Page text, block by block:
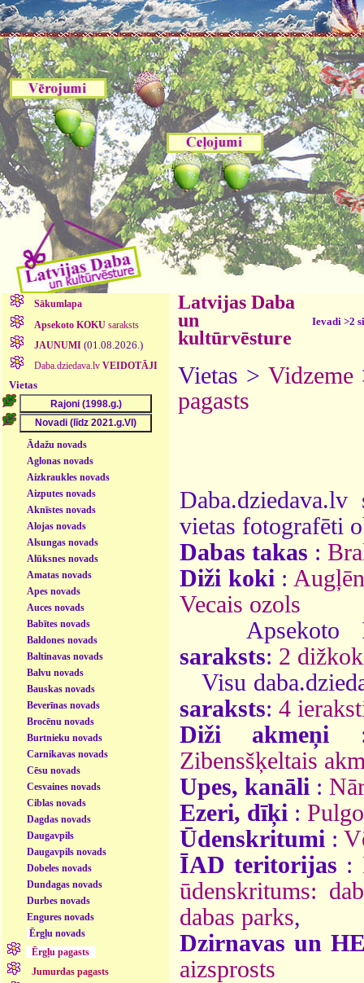
Sākumlapa
Apsekoto KOKUsaraksts
JAUNUMI (01.08.2026.)
Daba.dziedava.lv VEIDOTĀJI
Vietas
Ādažu novads
Aglonas novads
Aizkraukles novads
Aizputes novads
Aknīstes novads
Alojas novads
Alsungas novads
Alūksnes novads
Amatas novads
Apes novads
Auces novads
Babītes novads
Baldones novads
Baltinavas novads
Balvu novads
Bauskas novads
Beverīnas novads
Brocēnu novads
Burtnieku novads
Carnikavas novads
Cēsu novads
Cesvaines novads
Ciblas novads
Dagdas novads
Daugavpils
Daugavpils novads
Dobeles novads
Dundagas novads
Durbes novads
Engures novads
Ērgļu novads
Ērgļu pagasts
Jumurdas pagasts
Latvijas Daba
un
kultūrvēsture
Ievadi >2
Vietas > Vidzeme
pagasts
vietas fotografēti
Dabas takas :
Diži koki :
Vecais ozols
Apsekoto
saraksts: 2
Visu
saraksts: 4
Diži akmeņi
Zibensšķeltais
Upes, kanāli :
Ezeri, dīķi :
Ūdenskritumi :
ĪAD teritorijas :
ūdenskritums:
dabas parks,
Dzirnavas un
aizsprosts